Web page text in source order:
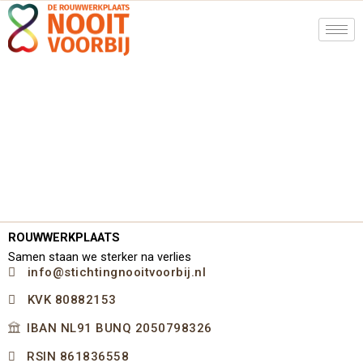
Ga
naar
de
ROUWWERKPLAATS
Samen staan we sterker na verlies
info@stichtingnooitvoorbij.nl
KVK 80882153
IBAN NL91 BUNQ 2050798326
RSIN 861836558